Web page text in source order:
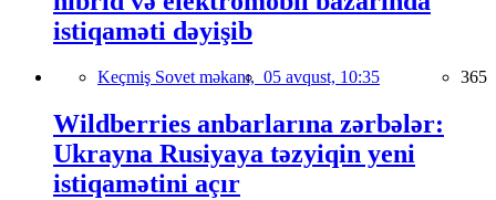
istiqaməti dəyişib
Keçmiş Sovet məkanı, 05 avqust, 10:35 365
Wildberries anbarlarına zərbələr:
Ukrayna Rusiyaya təzyiqin yeni
istiqamətini açır